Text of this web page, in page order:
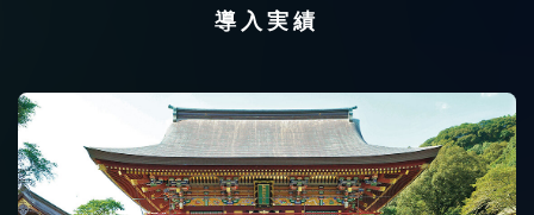
導入実績